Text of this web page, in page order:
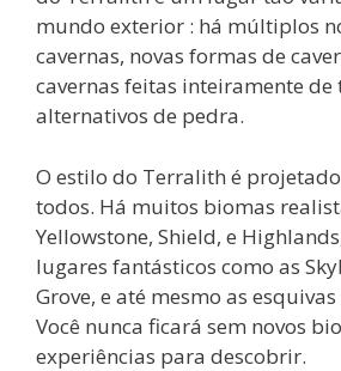
mundo exterior : há múltiplos
cavernas, novas formas de
cavernas feitas inteiramente de
alternativos de pedra.
O estilo do Terralith é
todos. Há muitos biomas
Yellowstone, Shield, e
lugares fantásticos como as
Grove, e até mesmo as
Você nunca ficará sem novos
experiências para descobrir.